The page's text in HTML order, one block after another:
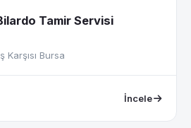
Tamir Servisi
Karşısı Bursa
İncele